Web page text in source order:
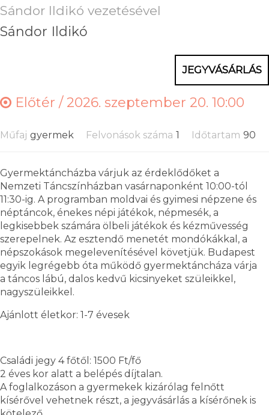
Sándor Ildikó vezetésével
Sándor Ildikó
JEGYVÁSÁRLÁS
Előtér /2026. szeptember 20. 10:00
Műfaj gyermek Felvonások száma 1 Időtartam 90
Gyermektáncházba várjuk az érdeklődőket a
Nemzeti Táncszínházban vasárnaponként 10:00-tól
11:30-ig. A programban moldvai és gyimesi népzene és
néptáncok, énekes népi játékok, népmesék, a
legkisebbek számára ölbeli játékok és kézművesség
szerepelnek. Az esztendő menetét mondókákkal, a
népszokások megelevenítésével követjük. Budapest
egyik legrégebb óta működő gyermektáncháza várja
a táncos lábú, dalos kedvű kicsinyeket szüleikkel,
nagyszüleikkel.
Ajánlott életkor: 1-7 évesek
Családi jegy 4 főtől: 1500 Ft/fő
2 éves kor alatt a belépés díjtalan.
A foglalkozáson a gyermekek kizárólag felnőtt
kísérővel vehetnek részt, a jegyvásárlás a kísérőnek is